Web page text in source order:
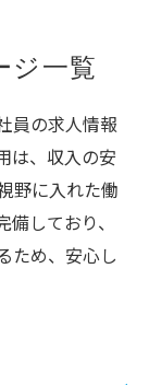
ジ一覧
員の求人情報
は、収入の安
野に入れた働
しており、
ため、安心し